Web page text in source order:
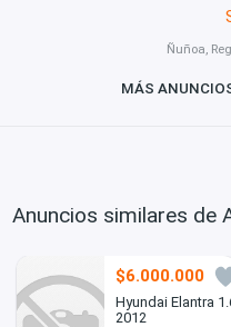
Ñuñoa,
MÁS
Anuncios similares de
$6.000.000
Hyundai Elantra
2012